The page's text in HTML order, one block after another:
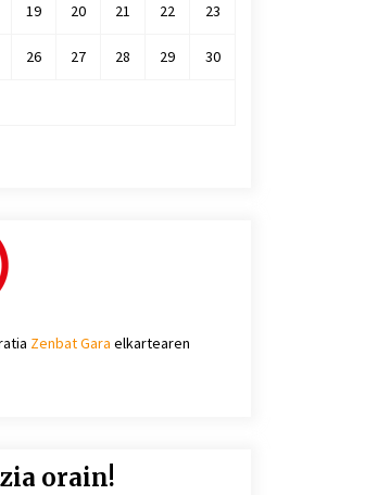
19 20 21 22 23
26 27 28 29 30
Zenbat Gara elkartearen
orain!